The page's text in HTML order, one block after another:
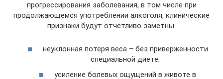
прогрессирования заболевания, в том числе при
продолжающемся употреблении алкоголя, клинические
признаки будут отчетливо заметны:
неуклонная потеря веса – без приверженности
специальной диете;
усиление болевых ощущений в животе в